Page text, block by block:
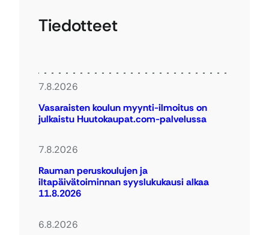
Tiedotteet
7.8.2026
Vasaraisten koulun myynti-ilmoitus on
julkaistu Huutokaupat.com-palvelussa
7.8.2026
Rauman peruskoulujen ja
iltapäivätoiminnan syyslukukausi alkaa
11.8.2026
6.8.2026